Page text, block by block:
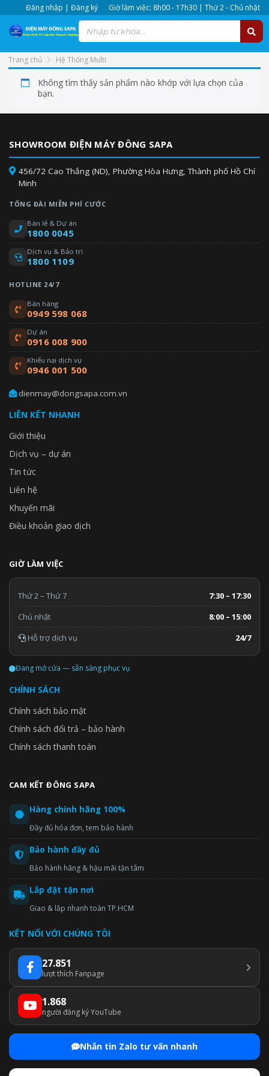
Đăng nhập | Đăng ký Giờ làm việc: 8h00 - 17h30 | Thứ 2 - Chủ nhật
Trang chủ Hệ Thống Multi
Không tìm thấy sản phẩm nào khớp với lựa chọn của
bạn.
SHOWROOM ĐIỆN MÁY ĐÔNG SAPA
456/72 Cao Thắng (ND), Phường Hòa Hưng, Thành phố Hồ Chí
Minh
TỔNG ĐÀI MIỄN PHÍ CƯỚC
Bán lẻ & Dự án
1800 0045
Dịch vụ & Bảo trì
1800 1109
HOTLINE 24/7
Bán hàng
0949 598 068
Dự án
0916 008 900
Khiếu nại dịch vụ
0946 001 500
dienmay@dongsapa.com.vn
LIÊN KẾT NHANH
Giới thiệu
Dịch vụ – dự án
Tin tức
Liên hệ
Khuyến mãi
Điều khoản giao dịch
GIỜ LÀM VIỆC
Thứ 2 – Thứ 7
7:30 – 17:30
Chủ nhật
8:00 – 15:00
Hỗ trợ dịch vụ
24/7
Đang mở cửa — sẵn sàng phục vụ
CHÍNH SÁCH
Chính sách bảo mật
Chính sách đổi trả – bảo hành
Chính sách thanh toán
CAM KẾT ĐÔNG SAPA
Hàng chính hãng 100%
Đầy đủ hóa đơn, tem bảo hành
Bảo hành đầy đủ
Bảo hành hãng & hậu mãi tận tâm
Lắp đặt tận nơi
Giao & lắp nhanh toàn TP.HCM
KẾT NỐI VỚI CHÚNG TÔI
27.851
lượt thích Fanpage
1.868
người đăng ký YouTube
Nhắn tin Zalo tư vấn nhanh